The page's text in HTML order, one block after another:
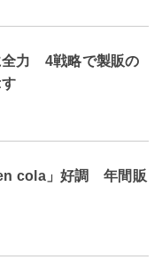
全力 4戦略で製販の
cola」好調 年間販